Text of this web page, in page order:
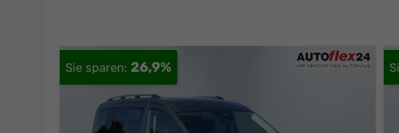
26,9%